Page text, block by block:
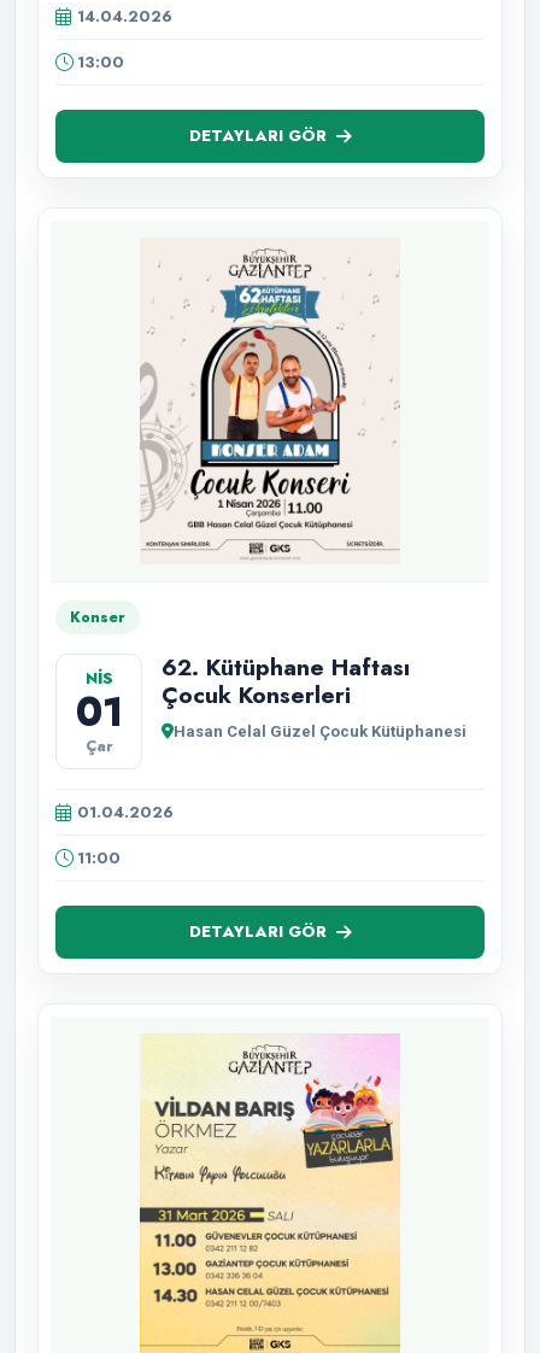
14.04.2026
13:00
DETAYLARI GÖR
Konser
NİS
01
Çar
62. Kütüphane Haftası
Çocuk Konserleri
Hasan Celal Güzel Çocuk Kütüphanesi
01.04.2026
11:00
DETAYLARI GÖR